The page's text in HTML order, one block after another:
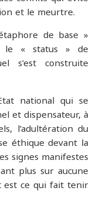
et le meurtre.
de base »
le « status » de
s’est construite
national qui se
et dispensateur, à
l’adultération du
éthique devant la
signes manifestes
plus sur aucune
est ce qui fait tenir